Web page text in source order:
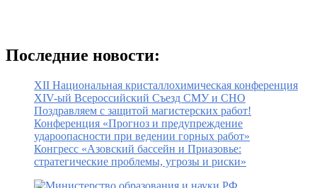
Последние новости:
XII Национальная кристаллохимическая конференция
XIV-ый Всероссийский Съезд СМУ и СНО
Поздравляем с защитой магистерских работ!
Конференция «Прогноз и предупреждение
удароопасности при ведении горных работ»
Конгресс «Азовский бассейн и Приазовье:
стратегические проблемы, угрозы и риски»